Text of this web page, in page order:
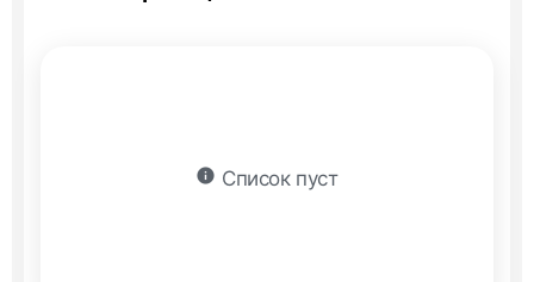
info Список пуст